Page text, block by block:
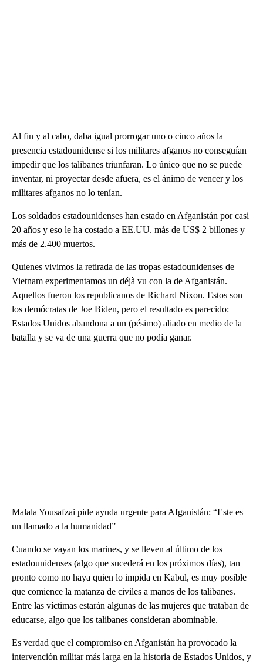
Al fin y al cabo, daba igual prorrogar uno o cinco años la
presencia estadounidense si los militares afganos no conseguían
impedir que los talibanes triunfaran. Lo único que no se puede
inventar, ni proyectar desde afuera, es el ánimo de vencer y los
militares afganos no lo tenían.
Los soldados estadounidenses han estado en Afganistán por casi
20 años y eso le ha costado a EE.UU. más de US$ 2 billones y
más de 2.400 muertos.
Quienes vivimos la retirada de las tropas estadounidenses de
Vietnam experimentamos un déjà vu con la de Afganistán.
Aquellos fueron los republicanos de Richard Nixon. Estos son
los demócratas de Joe Biden, pero el resultado es parecido:
Estados Unidos abandona a un (pésimo) aliado en medio de la
batalla y se va de una guerra que no podía ganar.
Malala Yousafzai pide ayuda urgente para Afganistán: “Este es
un llamado a la humanidad”
Cuando se vayan los marines, y se lleven al último de los
estadounidenses (algo que sucederá en los próximos días), tan
pronto como no haya quien lo impida en Kabul, es muy posible
que comience la matanza de civiles a manos de los talibanes.
Entre las víctimas estarán algunas de las mujeres que trataban de
educarse, algo que los talibanes consideran abominable.
Es verdad que el compromiso en Afganistán ha provocado la
intervención militar más larga en la historia de Estados Unidos, y